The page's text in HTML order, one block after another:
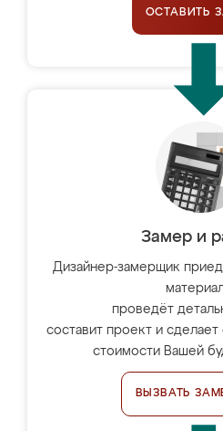
ОСТАВИТЬ
Замер и
Дизайнер-замерщик
проведёт
составит проект и сделает
стоимости Вашей
ВЫЗВАТЬ